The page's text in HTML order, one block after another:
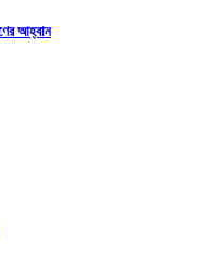
আহ্বান